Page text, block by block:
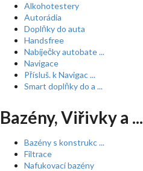
Alkohotestery
Autorádia
Doplňky do auta
Handsfree
Nabíječky autobate ...
Navigace
Přísluš. k Navigac ...
Smart doplňky do a ...
Bazény, Viřivky a ...
Bazény s konstrukc ...
Filtrace
Nafukovací bazény